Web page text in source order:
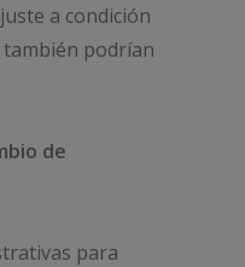
a condición
también podrían
de
para